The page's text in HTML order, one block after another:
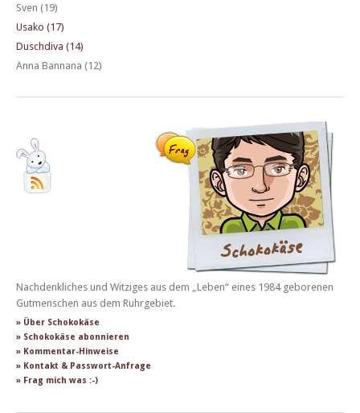
Sven (19)
Usako (17)
Duschdiva (14)
Anna Bannana (12)
Nachdenkliches und Witziges aus dem „Leben“ eines 1984 geborenen
Gutmenschen aus dem Ruhrgebiet.
» Über Schokokäse
» Schokokäse abonnieren
» Kommentar-Hinweise
» Kontakt & Passwort-Anfrage
» Frag mich was :-)